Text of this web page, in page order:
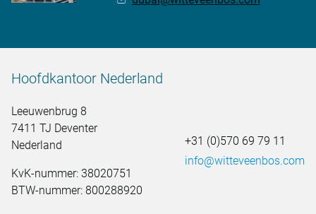
Hoofdkantoor Nederland
Leeuwenbrug 8
7411 TJ Deventer
Nederland
KvK-nummer: 38020751
BTW-nummer: 800288920
+31 (0)570 69 79 11
info@witteveenbos.com